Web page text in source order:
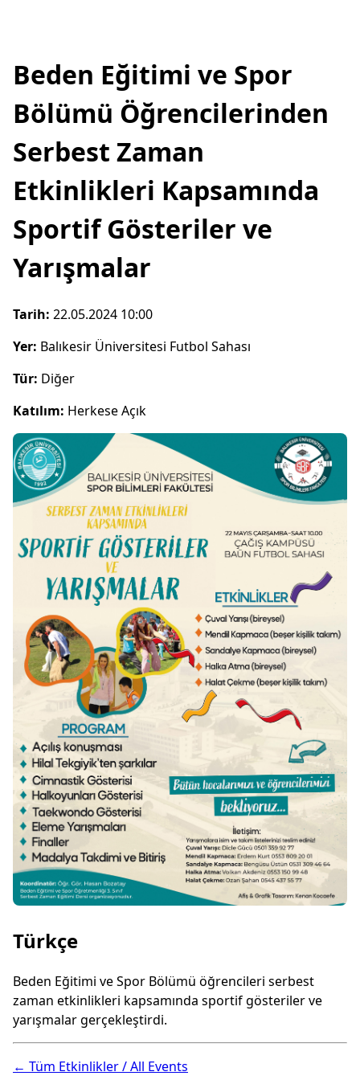
Beden Eğitimi ve Spor
Bölümü Öğrencilerinden
Serbest Zaman
Etkinlikleri Kapsamında
Sportif Gösteriler ve
Yarışmalar
Tarih: 22.05.2024 10:00
Yer: Balıkesir Üniversitesi Futbol Sahası
Tür: Diğer
Katılım: Herkese Açık
Türkçe
Beden Eğitimi ve Spor Bölümü öğrencileri serbest
zaman etkinlikleri kapsamında sportif gösteriler ve
yarışmalar gerçekleştirdi.
← Tüm Etkinlikler / All Events